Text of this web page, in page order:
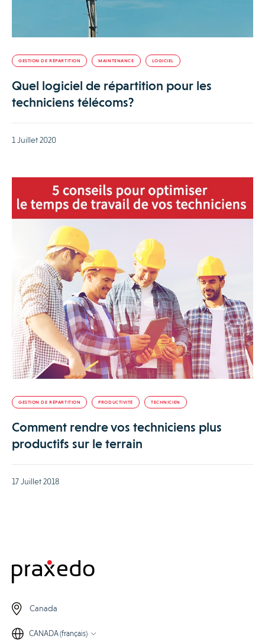
GESTION DE RÉPARTITION MAINTENANCE LOGICIEL
Quel logiciel de répartition pour les
techniciens télécoms?
1 Juillet 2020
GESTION DE RÉPARTITION PRODUCTIVITÉ TECHNICIEN
Comment rendre vos techniciens plus
productifs sur le terrain
17 Juillet 2018
Canada
CANADA (français)